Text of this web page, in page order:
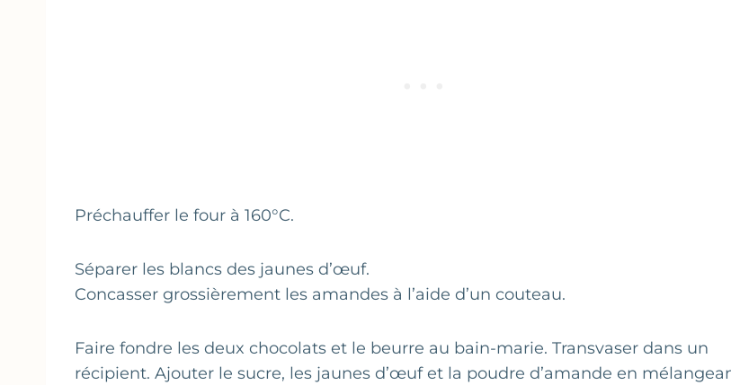
Préchauffer le four à 160°C.
Séparer les blancs des jaunes d’œuf.
Concasser grossièrement les amandes à l’aide d’un couteau.
Faire fondre les deux chocolats et le beurre au bain-marie. Transvaser dans un
récipient. Ajouter le sucre, les jaunes d’œuf et la poudre d’amande en